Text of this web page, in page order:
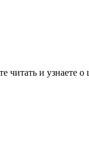
читать и узнаете